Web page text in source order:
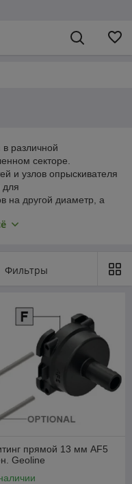
различной
секторе.
и узлов опрыскивателя
для
на другой диаметр, а
полипропилена,
угловые, фитинги с
симметричный,
барашковые гайки,
резьбой, заглушки с
соединения камлок,
Фильтры
прямой 13 мм AF5
Geoline